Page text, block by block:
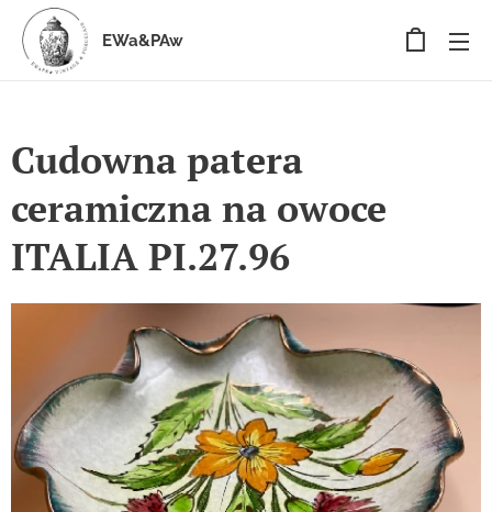
EWa&PAw
Cudowna patera
ceramiczna na owoce
ITALIA PI.27.96